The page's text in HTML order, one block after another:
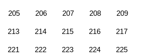
205 206 207 208 209
213 214 215 216 217
221 222 223 224 225